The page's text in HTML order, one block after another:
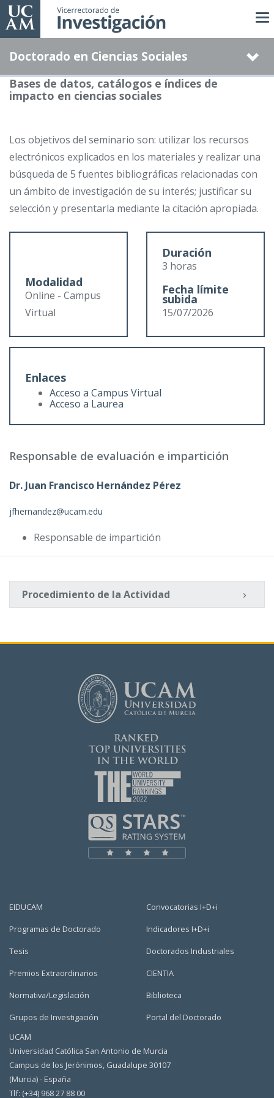
Pasar
al
principal
Doctorado en Ciencias Sociales
Bases de datos, catálogos e índices de
impacto en ciencias sociales
Los objetivos del seminario son: utilizar los recursos
electrónicos explicados en los materiales y realizar una
búsqueda de 5 fuentes bibliográficas relacionadas con
un ámbito de investigación de su interés; justificar su
selección y presentarla mediante la citación apropiada.
Modalidad
Online - Campus
Virtual
Duración
3 horas
Fecha límite
subida
15/07/2026
Enlaces
Acceso a Campus Virtual
Acceso a Laurea
Responsable de evaluación e impartición
Dr. Juan Francisco Hernández Pérez
jfhernandez@ucam.edu
Responsable de impartición
Procedimiento de la Actividad
EIDUCAM
Programas de Doctorado
Tesis
Premios Extraordinarios
Normativa/Legislación
Grupos de Investigación
Convocatorias I+D+i
Indicadores I+D+i
Doctorados Industriales
CIENTIA
Biblioteca
Portal del Doctorado
UCAM
Universidad Católica San Antonio de Murcia
Campus de los Jerónimos, Guadalupe 30107
(Murcia) - España
Tlf: (+34) 968 27 88 00